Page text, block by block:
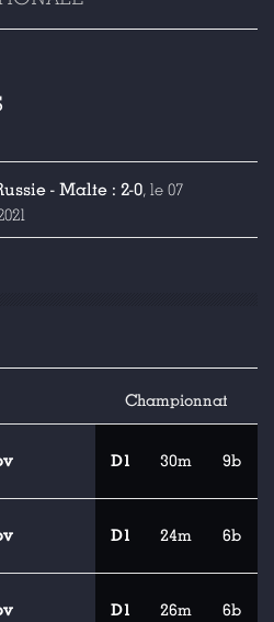
- Malte : 2-0, le 07
Championnat
D1 30m 9b
D1 24m 6b
D1 26m 6b